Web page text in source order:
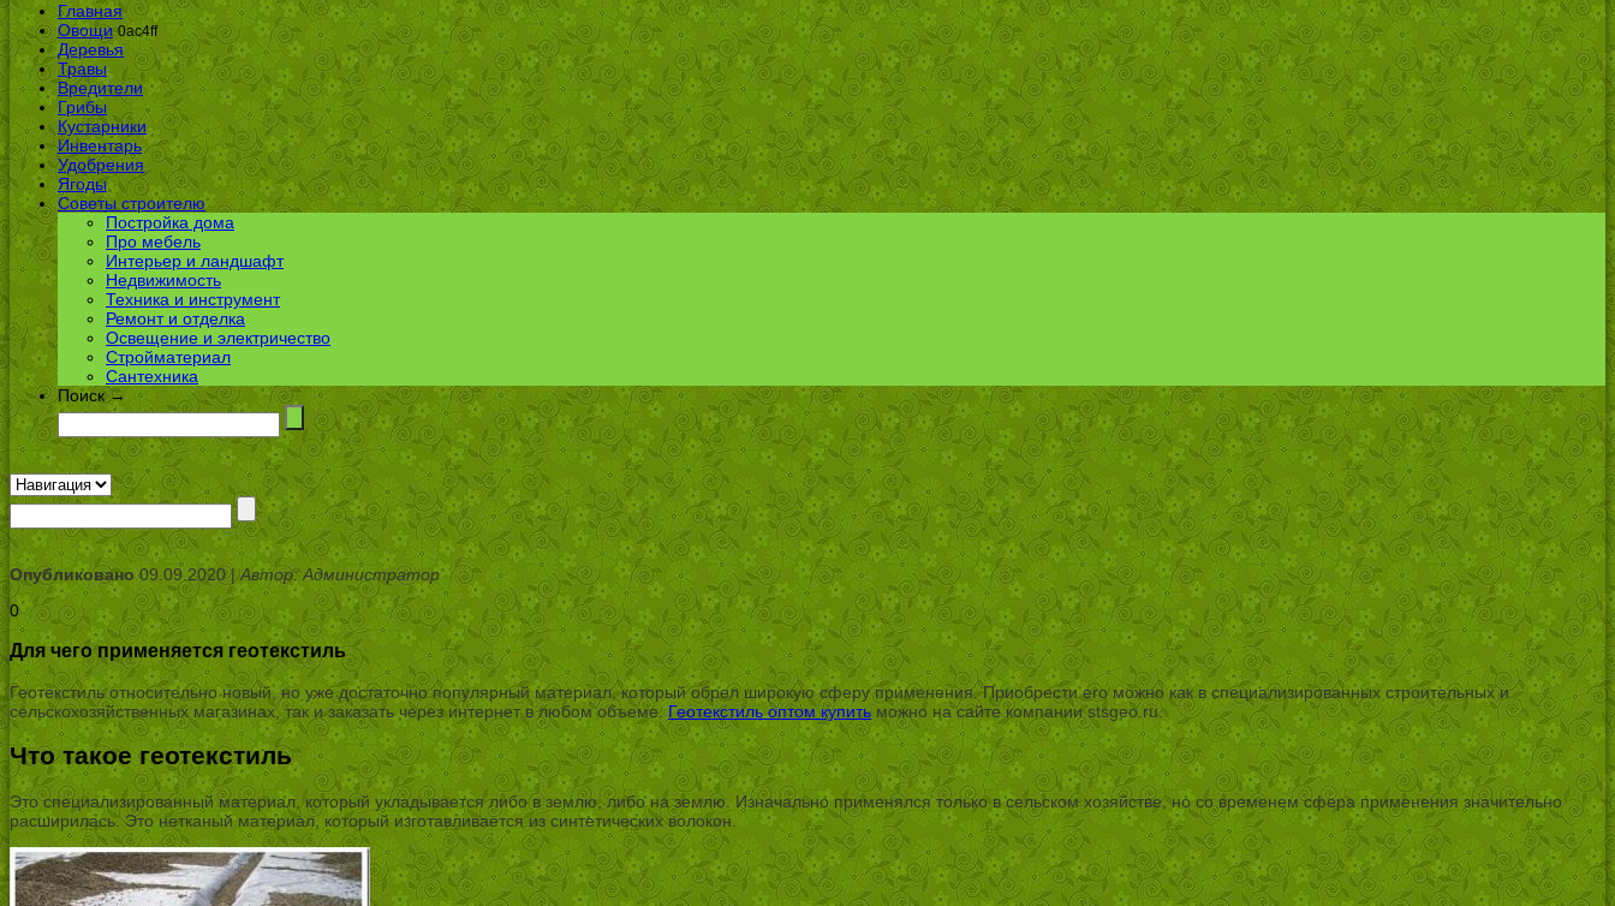
Главная
Овощи 0ac4ff
Деревья
Травы
Вредители
Грибы
Кустарники
Инвентарь
Удобрения
Ягоды
Советы строителю
Постройка дома
Про мебель
Интерьер и ландшафт
Недвижимость
Техника и инструмент
Ремонт и отделка
Освещение и электричество
Стройматериал
Сантехника
Поиск →
Опубликовано09.09.2020 |Автор: Администратор
0
Для чего применяется геотекстиль
Геотекстиль относительно новый, но уже достаточно популярный материал, который обрел широкую сферу применения. Приобрести его можно как в специализированных строительных и
сельскохозяйственных магазинах, так и заказать через интернет в любом объеме. Геотекстиль оптом купить можно на сайте компании stsgeo.ru.
Что такое геотекстиль
Это специализированный материал, который укладывается либо в землю, либо на землю. Изначально применялся только в сельском хозяйстве, но со временем сфера применения значительно
расширилась. Это нетканый материал, который изготавливается из синтетических волокон.